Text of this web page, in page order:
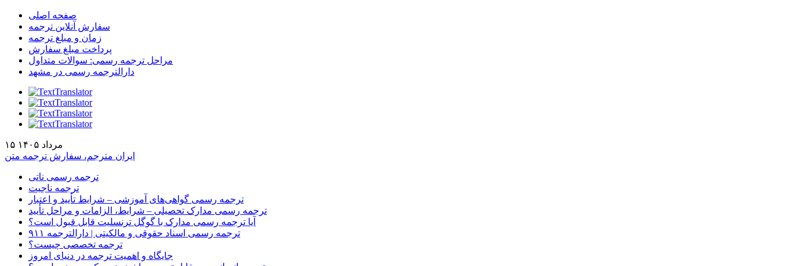
صفحه اصلی
سفارش آنلاین ترجمه
زمان و مبلغ ترجمه
پرداخت مبلغ سفارش
مراحل ترجمه رسمی: سوالات متداول
دارالترجمه رسمی در مشهد
۱۵ مرداد ۱۴۰۵
ایران مترجم، سفارش ترجمه متن
ترجمه رسمی ناتی
ترجمه ناجیت
ترجمه رسمی گواهی‌های آموزشی – شرایط تأیید و اعتبار
ترجمه رسمی مدارک تحصیلی – شرایط، الزامات و مراحل تأیید
آیا ترجمه رسمی مدارک با گوگل ترنسلیت قابل قبول است؟
ترجمه رسمی اسناد حقوقی و مالکیتی | دارالترجمه ۹۱۱
ترجمه تخصصی چیست؟
جایگاه و اهمیت ترجمه در دنیای امروز